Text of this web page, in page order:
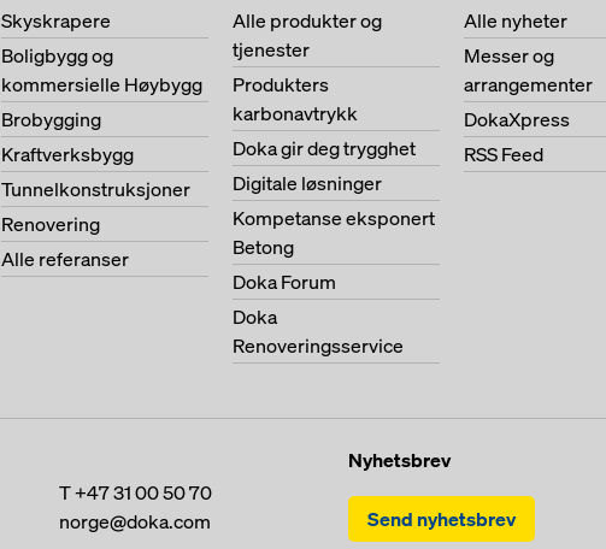
Skyskrapere
Boligbygg og
kommersielle Høybygg
Brobygging
Kraftverksbygg
Tunnelkonstruksjoner
Renovering
Alle referanser
Alle produkter og
tjenester
Produkters
karbonavtrykk
Doka gir deg trygghet
Digitale løsninger
Kompetanse eksponert
Betong
Doka Forum
Doka
Renoveringsservice
Alle nyheter
Messer og
arrangementer
DokaXpress
RSS Feed
T+47 31 00 50 70
norge@doka.com
Nyhetsbrev
Send nyhetsbrev